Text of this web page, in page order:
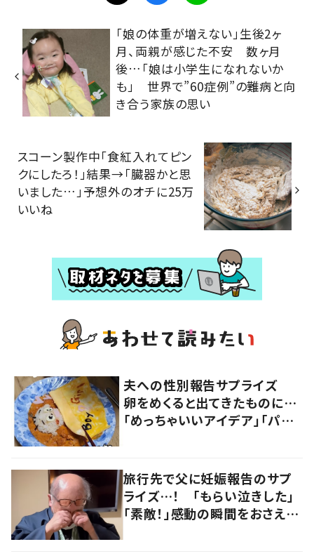
「娘の体重が増えない」生後2ヶ
月、両親が感じた不安 数ヶ月
後…「娘は小学生になれないか
も」 世界で”60症例”の難病と向
き合う家族の思い
スコーン製作中「食紅入れてピン
クにしたろ！」結果→「臓器かと思
いました…」予想外のオチに25万
いいね
夫への性別報告サプライズ
卵をめくると出てきたものに…
「めっちゃいいアイデア」「パパ
旅行先で父に妊娠報告のサプ
ライズ…！ 「もらい泣きした」
「素敵！」感動の瞬間をおさえた